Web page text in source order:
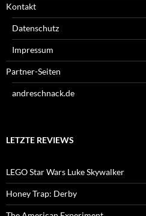
Kontakt
Datenschutz
Impressum
Partner-Seiten
andreschnack.de
LETZTE REVIEWS
LEGO Star Wars Luke Skywalker
Honey Trap: Derby